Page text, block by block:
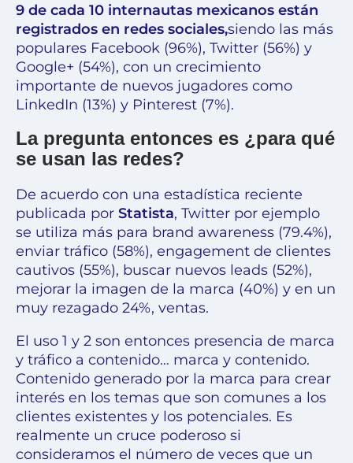
9 de cada 10 internautas mexicanos están
registrados en redes sociales,siendo las más
populares Facebook (96%), Twitter (56%) y
Google+ (54%), con un crecimiento
importante de nuevos jugadores como
LinkedIn (13%) y Pinterest (7%).
La pregunta entonces es ¿para qué
se usan las redes?
De acuerdo con una estadística reciente
publicada por Statista, Twitter por ejemplo
se utiliza más para brand awareness (79.4%),
enviar tráfico (58%), engagement de clientes
cautivos (55%), buscar nuevos leads (52%),
mejorar la imagen de la marca (40%) y en un
muy rezagado 24%, ventas.
El uso 1 y 2 son entonces presencia de marca
y tráfico a contenido… marca y contenido.
Contenido generado por la marca para crear
interés en los temas que son comunes a los
clientes existentes y los potenciales. Es
realmente un cruce poderoso si
consideramos el número de veces que un